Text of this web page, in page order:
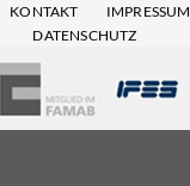
KONTAKT IMPRESSUM
DATENSCHUTZ